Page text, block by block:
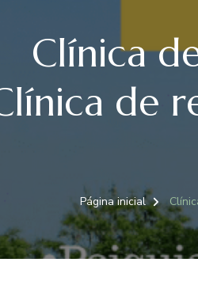
Clínica
de
Página inicial